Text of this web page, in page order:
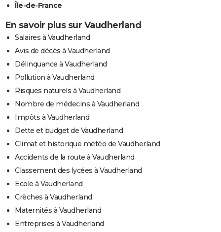
Île-de-France
En savoir plus sur Vaudherland
Salaires à Vaudherland
Avis de décès à Vaudherland
Délinquance à Vaudherland
Pollution à Vaudherland
Risques naturels à Vaudherland
Nombre de médecins à Vaudherland
Impôts à Vaudherland
Dette et budget de Vaudherland
Climat et historique météo de Vaudherland
Accidents de la route à Vaudherland
Classement des lycées à Vaudherland
Ecole à Vaudherland
Crèches à Vaudherland
Maternités à Vaudherland
Entreprises à Vaudherland